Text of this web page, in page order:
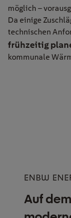
möglich –
Da einige
technischen
frühzeitig
kommunale
ENBW
Auf